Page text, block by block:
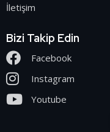
İletişim
Bizi Takip Edin
Facebook
Instagram
Youtube